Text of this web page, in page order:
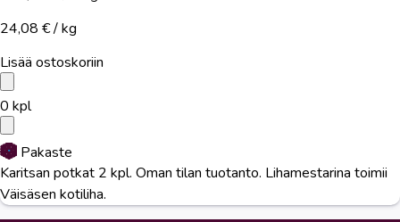
24,08 € / kg
Lisää ostoskoriin
0 kpl
Pakaste
Karitsan potkat 2 kpl. Oman tilan tuotanto. Lihamestarina toimii
Väisäsen kotiliha.